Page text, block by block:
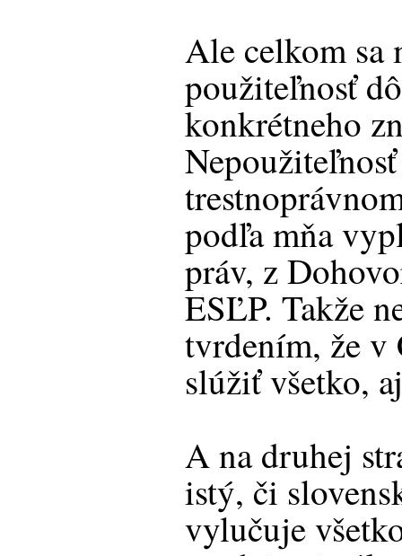
Ale celkom sa
použiteľnosť
konkrétneho
podľa mňa
práv, z
ESĽP. Takže
tvrdením, že v
slúžiť všetko,
A na druhej
istý, či
vylučuje